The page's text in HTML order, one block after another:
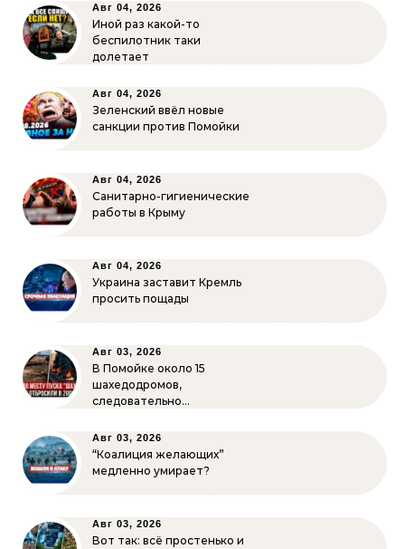
Авг 04, 2026
Иной раз какой-то
беспилотник таки
долетает
Авг 04, 2026
Зеленский ввёл новые
санкции против Помойки
Авг 04, 2026
Санитарно-гигиенические
работы в Крыму
Авг 04, 2026
Украина заставит Кремль
просить пощады
Авг 03, 2026
В Помойке около 15
шахедодромов,
следовательно…
Авг 03, 2026
“Коалиция желающих”
медленно умирает?
Авг 03, 2026
Вот так: всё простенько и